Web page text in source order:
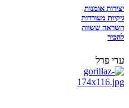
יצירות אומנות
גיקיות מעוררות
השראה ששווה
להכיר
עדי פרל